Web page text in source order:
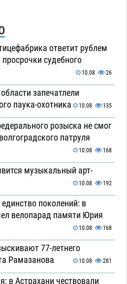
ответит рублем
судебного
10.08 26
запечатлели
паука-охотника
10.08 135
розыска не смог
патруля
10.08 168
музыкальный арт-
10.08 192
поколений: в
велопарад памяти Юрия
10.08 168
77-летнего
Рамазанова
10.08 281
в Астрахани чествовали